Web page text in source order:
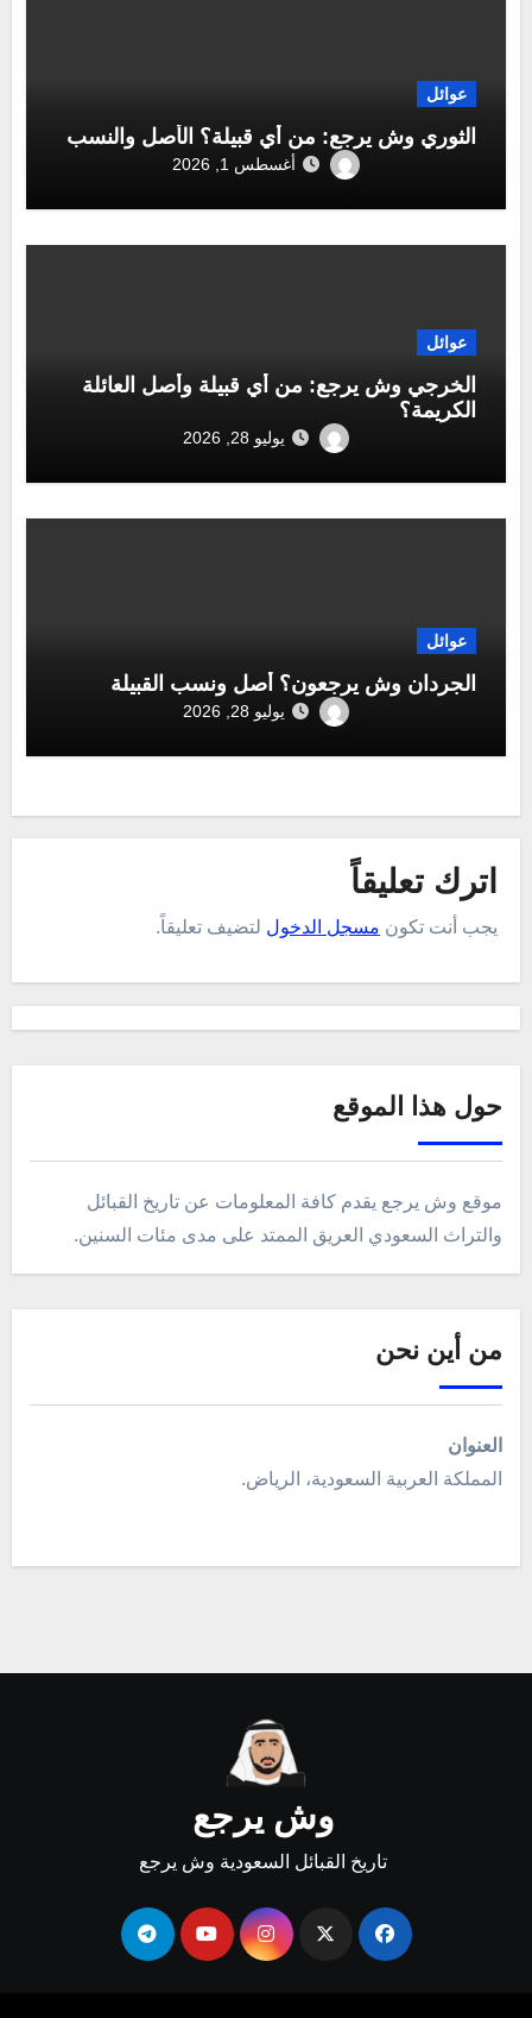
عوائل
الثوري وش يرجع: من أي قبيلة؟ الأصل والنسب
أغسطس 1, 2026
عوائل
الخرجي وش يرجع: من أي قبيلة وأصل العائلة
الكريمة؟
يوليو 28, 2026
عوائل
الجردان وش يرجعون؟ أصل ونسب القبيلة
يوليو 28, 2026
اترك تعليقاً
يجب أنت تكون مسجل الدخول لتضيف تعليقاً.
حول هذا الموقع
موقع وش يرجع يقدم كافة المعلومات عن تاريخ القبائل
والتراث السعودي العريق الممتد على مدى مئات السنين.
من أين نحن
العنوان
المملكة العربية السعودية، الرياض.
وش يرجع
تاريخ القبائل السعودية وش يرجع